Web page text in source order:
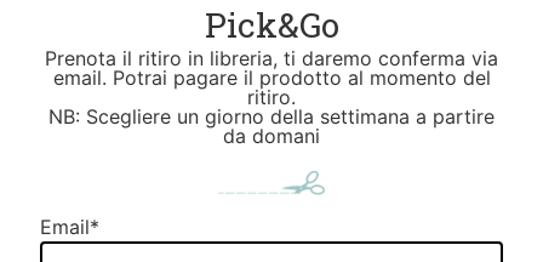
Pick&Go
Prenota il ritiro in libreria, ti daremo conferma via
email. Potrai pagare il prodotto al momento del
ritiro.
NB: Scegliere un giorno della settimana a partire
da domani
Email*